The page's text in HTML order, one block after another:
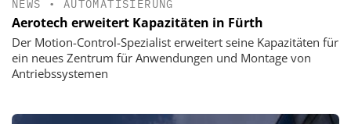
NEWS • AUTOMATISIERUNG
Aerotech erweitert Kapazitäten in Fürth
Der Motion-Control-Spezialist erweitert seine Kapazitäten für
ein neues Zentrum für Anwendungen und Montage von
Antriebssystemen